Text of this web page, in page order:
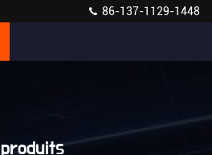
86-137-1129-1448
produits